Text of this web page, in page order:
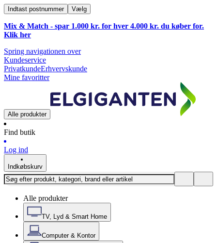
Indtast postnummer Vælg
Mix & Match - spar 1.000 kr. for hver 4.000 kr. du køber for.
Klik her
Spring navigationen over
Kundeservice
PrivatkundeErhvervskunde
Mine favoritter
Alle produkter
Find butik
Log ind
Indkøbskurv
Alle produkter
TV, Lyd & Smart Home
Computer & Kontor